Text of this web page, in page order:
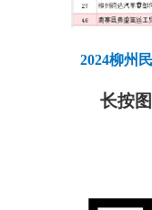
2024柳州
长按